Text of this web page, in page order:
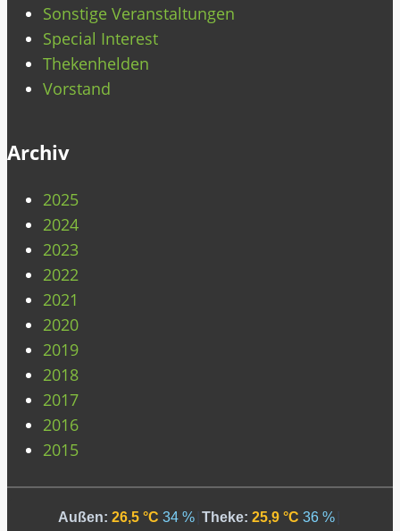
Sonstige Veranstaltungen
Special Interest
Thekenhelden
Vorstand
Archiv
2025
2024
2023
2022
2021
2020
2019
2018
2017
2016
2015
Außen: 26,5 °C 34 % Theke: 25,9 °C 36 %